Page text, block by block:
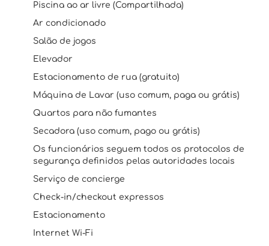
Piscina ao ar livre (Compartilhada)
Ar condicionado
Salão de jogos
Elevador
Estacionamento de rua (gratuito)
Máquina de Lavar (uso comum, paga ou grátis)
Quartos para não fumantes
Secadora (uso comum, pago ou grátis)
Os funcionários seguem todos os protocolos de
segurança definidos pelas autoridades locais
Serviço de concierge
Check-in/checkout expressos
Estacionamento
Internet Wi-Fi